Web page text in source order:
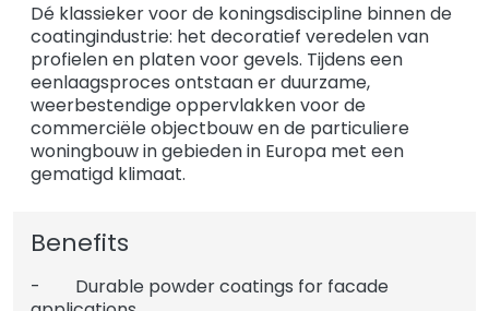
Dé klassieker voor de koningsdiscipline binnen de
coatingindustrie: het decoratief veredelen van
profielen en platen voor gevels. Tijdens een
eenlaagsproces ontstaan er duurzame,
weerbestendige oppervlakken voor de
commerciële objectbouw en de particuliere
woningbouw in gebieden in Europa met een
gematigd klimaat.
Benefits
- Durable powder coatings for facade